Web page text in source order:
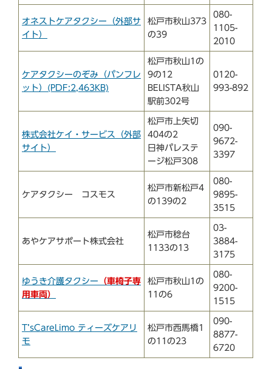
オネストケアタクシー（外部サ
イト）
松戸市秋山373
の39
080-
1105-
2010
ケアタクシーのぞみ（パンフレ
ット）(PDF:2,463KB)
松戸市秋山1の
9の12
BELISTA秋山
駅前302号
0120-
993-892
株式会社ケイ・サービス（外部
サイト）
松戸市上矢切
404の2
日神パレステ
ージ松戸308
090-
9672-
3397
ケアタクシー コスモス
松戸市新松戸4
の139の2
080-
9895-
3515
あやケアサポート株式会社
松戸市稔台
1133の13
03-
3884-
3175
ゆうき介護タクシー （車椅子専
用車両）
松戸市秋山1の
11の6
080-
9200-
1515
T’sCareLimo ティーズケアリ
モ
松戸市西馬橋1
の11の23
090-
8877-
6720